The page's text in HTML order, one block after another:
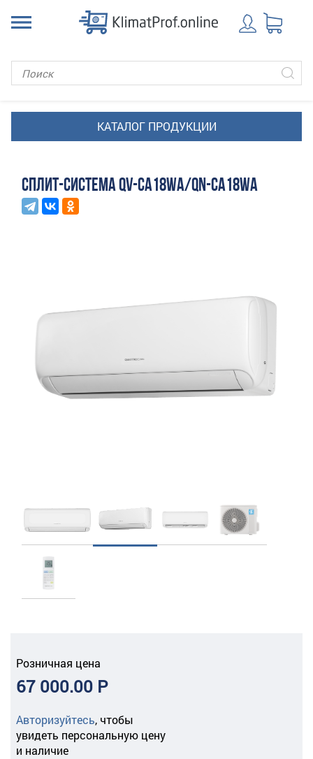
СПЛИТ-СИСТЕМА QV-CA18WA/QN-CA18WA
Розничная цена
67 000.00 Р
Авторизуйтесь, чтобы
увидеть персональную цену
и наличие